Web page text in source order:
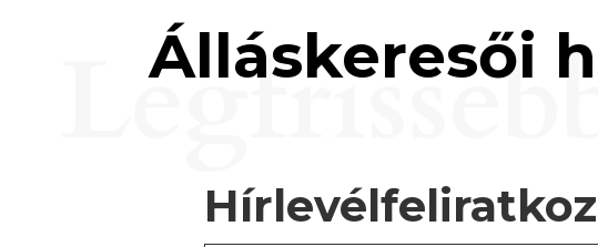
Álláskeresői